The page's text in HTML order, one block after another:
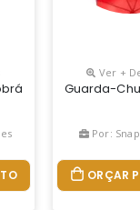
Poliéster 190t.
Ver +
Guarda-
Por:
ORÇAR